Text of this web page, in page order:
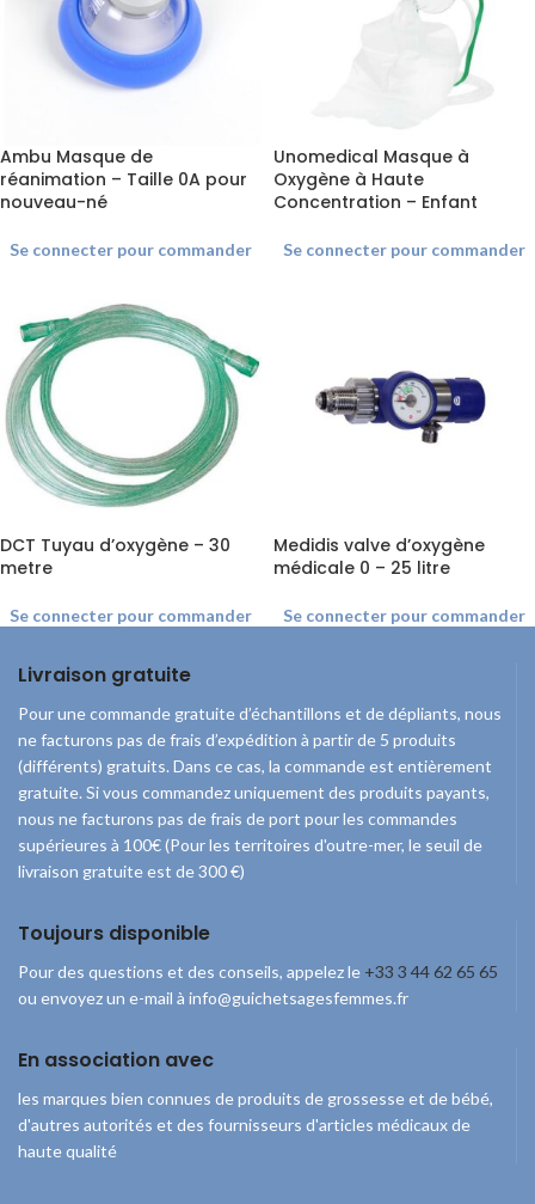
Ambu Masque de
réanimation – Taille 0A pour
nouveau-né
Se connecter pour commander
Unomedical Masque à
Oxygène à Haute
Concentration – Enfant
Se connecter pour commander
DCT Tuyau d’oxygène – 30
metre
Se connecter pour commander
Medidis valve d’oxygène
médicale 0 – 25 litre
Se connecter pour commander
Livraison gratuite
Pour une commande gratuite d’échantillons et de dépliants, nous
ne facturons pas de frais d’expédition à partir de 5 produits
(différents) gratuits. Dans ce cas, la commande est entièrement
gratuite. Si vous commandez uniquement des produits payants,
nous ne facturons pas de frais de port pour les commandes
supérieures à 100€ (Pour les territoires d'outre-mer, le seuil de
livraison gratuite est de 300 €)
Toujours disponible
Pour des questions et des conseils, appelez le +33 3 44 62 65 65
ou envoyez un e-mail à info@guichetsagesfemmes.fr
En association avec
les marques bien connues de produits de grossesse et de bébé,
d'autres autorités et des fournisseurs d'articles médicaux de
haute qualité